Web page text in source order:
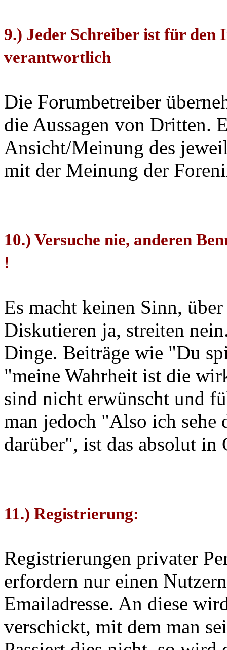
9.) Jeder Schreiber ist für den
verantwortlich
Die Forumbetreiber
die Aussagen von Dritten.
Ansicht/Meinung des
mit der Meinung der
10.) Versuche nie, anderen
!
Es macht keinen Sinn,
Diskutieren ja, streiten
Dinge. Beiträge wie "Du
"meine Wahrheit ist die
sind nicht erwünscht und
man jedoch "Also ich sehe
darüber", ist das absolut in
11.) Registrierung:
Registrierungen privater
erfordern nur einen
Emailadresse. An diese
verschickt, mit dem man